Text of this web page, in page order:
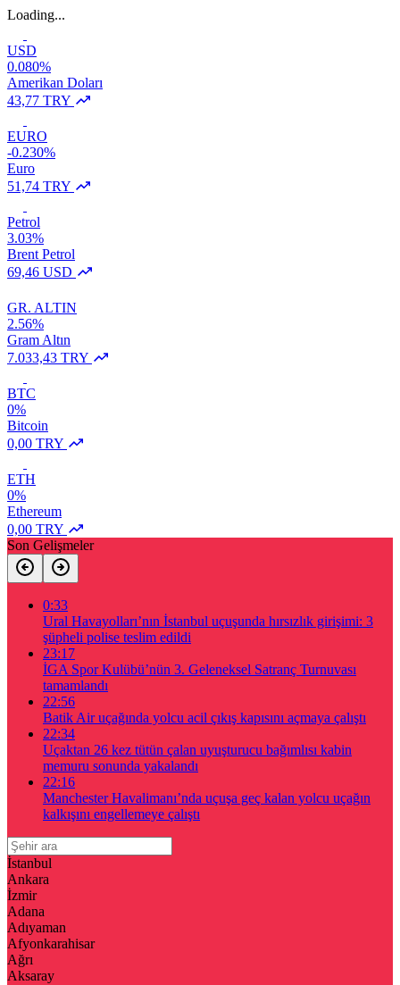
Loading...
USD
0.080%
Amerikan Doları
43,77 TRY
EURO
-0.230%
Euro
51,74 TRY
Petrol
3.03%
Brent Petrol
69,46 USD
GR. ALTIN
2.56%
Gram Altın
7.033,43 TRY
BTC
0%
Bitcoin
0,00 TRY
ETH
0%
Ethereum
0,00 TRY
Son Gelişmeler
0:33
Ural Havayolları’nın İstanbul uçuşunda hırsızlık girişimi: 3
şüpheli polise teslim edildi
23:17
İGA Spor Kulübü’nün 3. Geleneksel Satranç Turnuvası
tamamlandı
22:56
Batik Air uçağında yolcu acil çıkış kapısını açmaya çalıştı
22:34
Uçaktan 26 kez tütün çalan uyuşturucu bağımlısı kabin
memuru sonunda yakalandı
22:16
Manchester Havalimanı’nda uçuşa geç kalan yolcu uçağın
kalkışını engellemeye çalıştı
İstanbul
Ankara
İzmir
Adana
Adıyaman
Afyonkarahisar
Ağrı
Aksaray